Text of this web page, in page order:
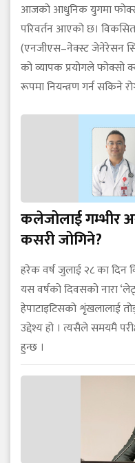
आजको आधुनिक युगमा फोक्सो
परिवर्तन आएको छ।
(एनजीएस–नेक्स्ट जेनेरेसन
को व्यापक प्रयोगले फोक्सो
रूपमा नियन्त्रण गर्न सकिने
कलेजोलाई गम्भीर
कसरी जोगिने?
हरेक वर्ष जुलाई २८ का दिन
यस वर्षको दिवसको नारा
हेपाटाइटिसको शृंखलालाई
उद्देश्य हो । त्यसैले समयमै
हुन्छ ।